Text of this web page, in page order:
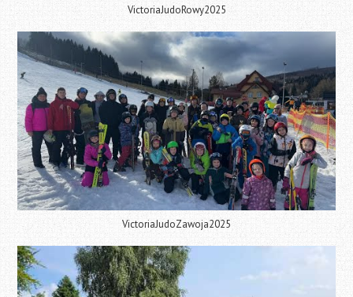
VictoriaJudoRowy2025
VictoriaJudoZawoja2025